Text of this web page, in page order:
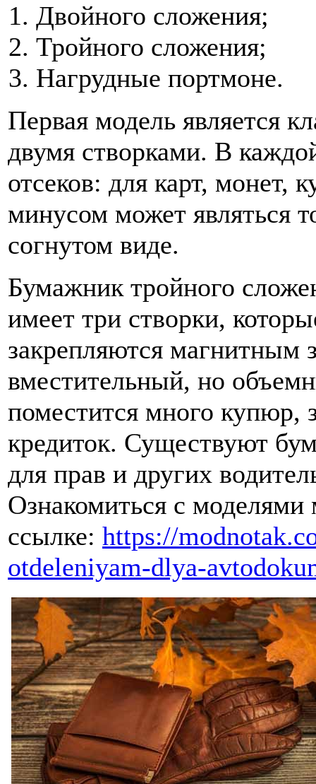
Двойного сложения;
Тройного сложения;
Нагрудные портмоне.
Первая модель является
двумя створками. В
отсеков: для карт,
минусом может являться
согнутом виде.
Бумажник тройного
имеет три створки,
закрепляются магнитным
вместительный, но
поместится много купюр,
кредиток. Существуют
для прав и других
Ознакомиться с
ссылке: https://
otdeleniyam-dlya-